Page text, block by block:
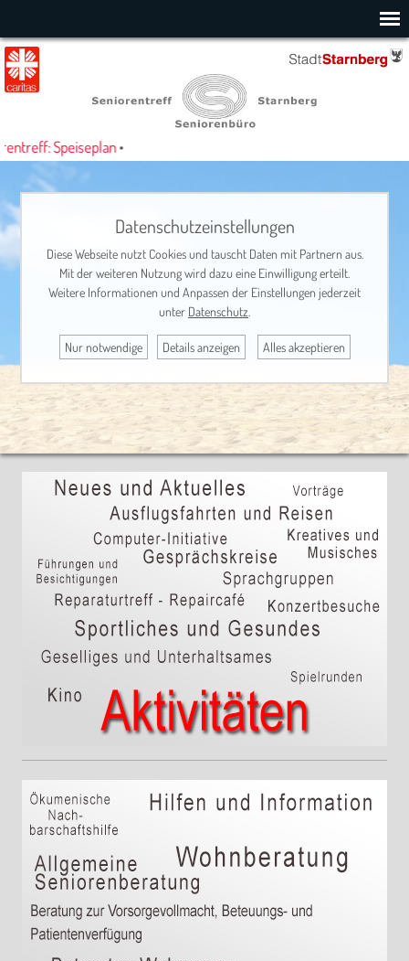
Speiseplan•
Datenschutzeinstellungen
Diese Webseite nutzt Cookies und tauscht Daten mit Partnern aus.
Mit der weiteren Nutzung wird dazu eine Einwilligung erteilt.
Weitere Informationen und Anpassen der Einstellungen jederzeit
unter Datenschutz
Nur notwendige Details anzeigen Alles akzeptieren